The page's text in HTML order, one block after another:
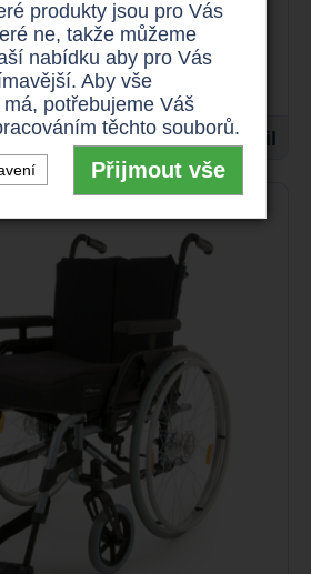
49 - 54 cm
až 180 kg
Detail
produkty jsou pro Vás
ne, takže můžeme
nabídku aby pro Vás
Aby vše
potřebujeme Váš
těchto souborů.
Přijmout vše